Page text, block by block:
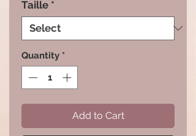
Taille *
Quantity *
Add to Cart